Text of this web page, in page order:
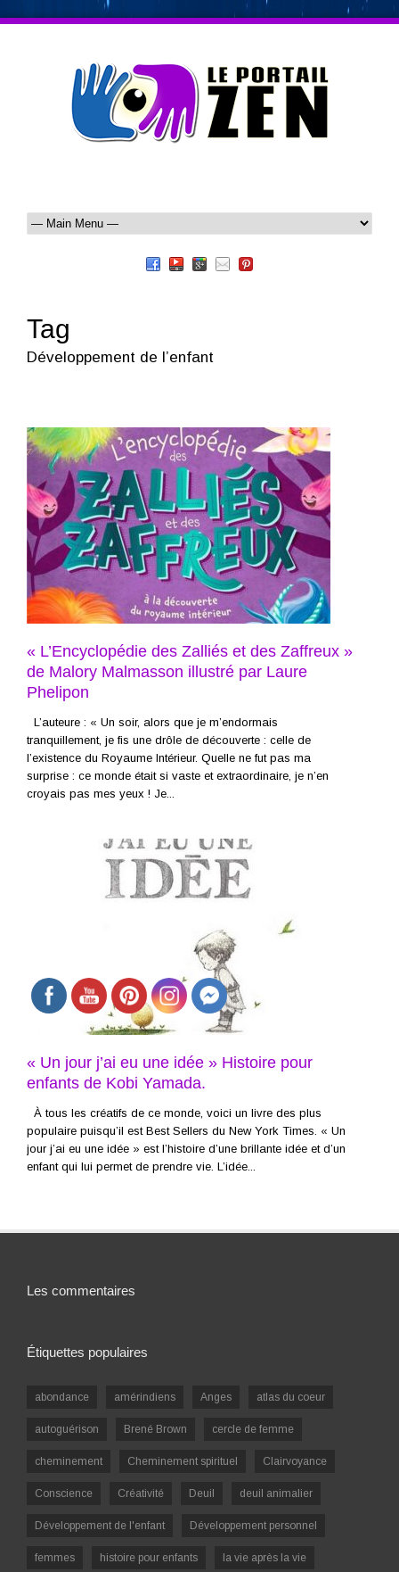
Tag
Développement de l’enfant
« L’Encyclopédie des Zalliés et des Zaffreux »
de Malory Malmasson illustré par Laure
Phelipon
L’auteure : « Un soir, alors que je m’endormais
tranquillement, je fis une drôle de découverte : celle de
l’existence du Royaume Intérieur. Quelle ne fut pas ma
surprise : ce monde était si vaste et extraordinaire, je n’en
croyais pas mes yeux ! Je...
« Un jour j’ai eu une idée » Histoire pour
enfants de Kobi Yamada.
À tous les créatifs de ce monde, voici un livre des plus
populaire puisqu’il est Best Sellers du New York Times. « Un
jour j’ai eu une idée » est l’histoire d’une brillante idée et d’un
enfant qui lui permet de prendre vie. L’idée...
Les commentaires
Étiquettes populaires
abondance amérindiens Anges atlas du coeur
autoguérison Brené Brown cercle de femme
cheminement Cheminement spirituel Clairvoyance
Conscience Créativité Deuil deuil animalier
Développement de l'enfant Développement personnel
femmes histoire pour enfants la vie après la vie